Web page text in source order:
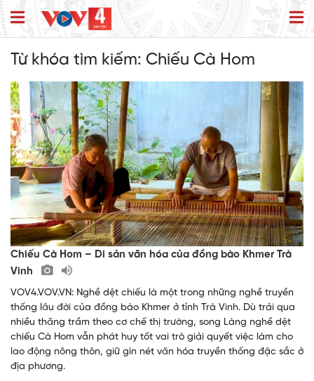
Từ khóa tìm kiếm: Chiếu Cà Hom
Chiếu Cà Hom – Di sản văn hóa của đồng bào Khmer Trà
Vinh
VOV4.VOV.VN: Nghề dệt chiếu là một trong những nghề truyền
thống lâu đời của đồng bào Khmer ở tỉnh Trà Vinh. Dù trải qua
nhiều thăng trầm theo cơ chế thị trường, song Làng nghề dệt
chiếu Cà Hom vẫn phát huy tốt vai trò giải quyết việc làm cho
lao động nông thôn, giữ gìn nét văn hóa truyền thống đặc sắc ở
địa phương.